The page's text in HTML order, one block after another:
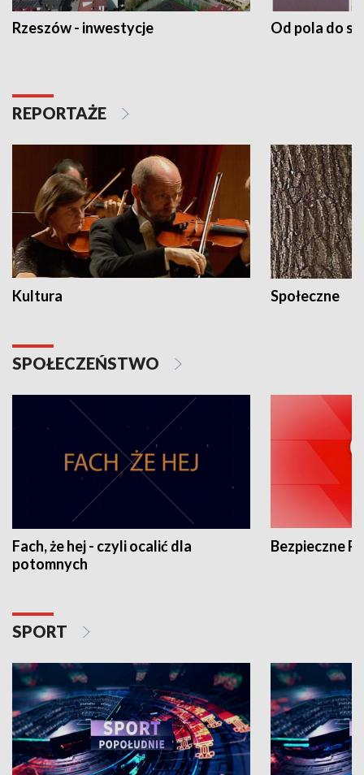
Rzeszów - inwestycje Od pola do
REPORTAŻE
Kultura Społeczne
SPOŁECZEŃSTWO
Fach, że hej - czyli ocalić dla
potomnych
Bezpieczne
SPORT